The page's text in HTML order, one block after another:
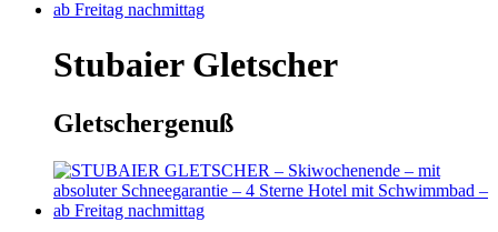
Stubaier Gletscher
Gletschergenuß